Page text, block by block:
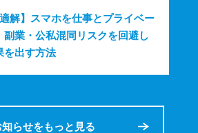
適解】スマホを仕事とプライベー
副業・公私混同リスクを回避し
を出す方法
知らせをもっと見る